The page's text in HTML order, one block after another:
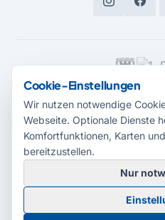
MEDIENPARTNER
© 2026 Radio Potsdam. Webseite
Barrierefreiheitserklärung
Cookie-Einstellungen
Wir nutzen notwendige
Webseite. Optionale Dienste
Komfortfunktionen, Karten
bereitzustellen.
Nur